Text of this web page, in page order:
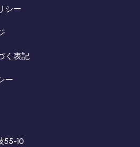
シー
く表記
ー
55-10